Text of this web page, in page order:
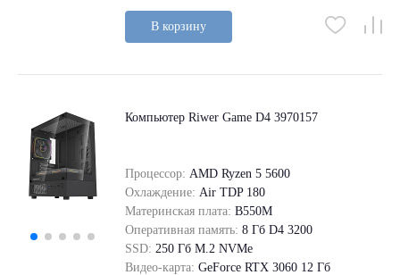
В корзину
Компьютер Riwer Game D4 3970157
Процессор: AMD Ryzen 5 5600
Охлаждение: Air TDP 180
Материнская плата: B550M
Оперативная память: 8 Гб D4 3200
SSD: 250 Гб M.2 NVMe
Видео-карта: GeForce RTX 3060 12 Гб